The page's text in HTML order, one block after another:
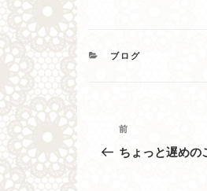
カ
ブログ
投
稿
過
去
の
前
ちょっと遅めの